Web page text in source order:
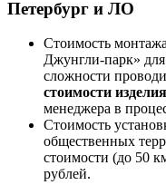
Петербург и ЛО
Стоимость
Джунгли-парк»
сложности
стоимости изделия
менеджера в
Стоимость
общественных
стоимости (до 50
рублей.